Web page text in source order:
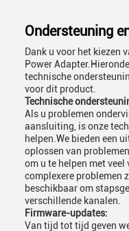
Ondersteuning
Dank u voor het kiezen
Power
technische
voor dit product.
Technische
Als u problemen
aansluiting, is onze
helpen.We bieden een
oplossen van
om u te helpen met
complexere problemen
beschikbaar om
verschillende kanalen.
Firmware-updates:
Van tijd tot tijd geven